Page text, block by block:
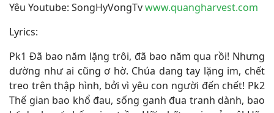
Yêu Youtube: SongHyVongTvwww.quangharvest.com
Lyrics:
Pk1 Đã bao năm lặng trôi, đã bao năm qua rồi! Nhưng
dường như ai cũng ơ hờ. Chúa dang tay lặng im, chết
treo trên thập hình, bởi vì yêu con người đến chết! Pk2
Thế gian bao khổ đau, sống ganh đua tranh dành, bao